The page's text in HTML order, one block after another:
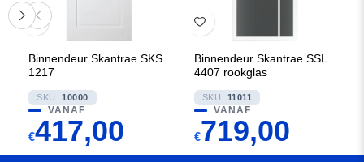
Binnendeur Skantrae SKS
1217
SKU: 10000
VANAF
€417,00
Binnendeur Skantrae SSL
4407 rookglas
SKU: 11011
VANAF
€719,00